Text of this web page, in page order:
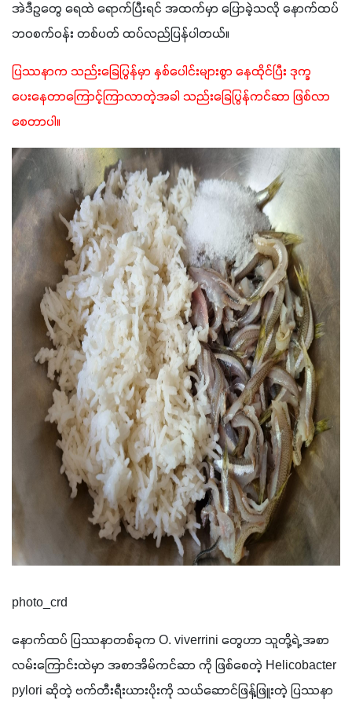
အဲဒီဥတွေ ရေထဲ ရောက်ပြီးရင် အထက်မှာ ပြောခဲ့သလို နောက်ထပ်
ဘဝစက်ဝန်း တစ်ပတ် ထပ်လည်ပြန်ပါတယ်။
ပြဿနာက သည်းခြေပြွန်မှာ နှစ်ပေါင်းများစွာ နေထိုင်ပြီး ဒုက္ခ
ပေး‌နေတာ‌ကြောင့်ကြာလာတဲ့အခါ သည်းခြေပြွန်ကင်ဆာ ဖြစ်လာ
စေတာပါ။
photo_crd
နောက်ထပ် ပြဿနာတစ်ခုက O. viverrini တွေဟာ သူတို့ရဲ့ အစာ
လမ်းကြောင်းထဲမှာ အစာအိမ်ကင်ဆာ ကို ဖြစ်စေတဲ့ Helicobacter
pylori ဆိုတဲ့ ဗက်တီးရီးယားပိုးကို သယ်ဆောင်ဖြန့်ဖြူးတဲ့ ပြဿနာ